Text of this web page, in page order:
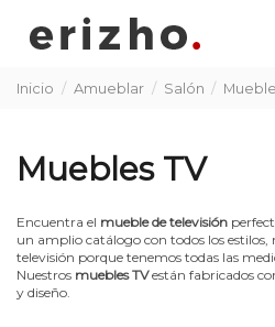
Inicio Amueblar Salón
Muebles TV
Encuentra el mueble de televisión
un amplio catálogo con todos los
televisión porque tenemos todas las
Nuestros muebles TVestán fabricados
y diseño.